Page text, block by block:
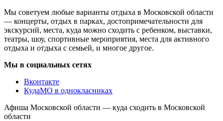
Мы советуем любые варианты отдыха в Московской области
— концерты, отдых в парках, достопримечательности для
экскурсий, места, куда можно сходить с ребенком, выставки,
театры, шоу, спортивные мероприятия, места для активного
отдыха и отдыха с семьей, и многое другое.
Мы в социальных сетях
Вконтакте
КудаМО в однокласниках
Афиша Московской области — куда сходить в Московской
области